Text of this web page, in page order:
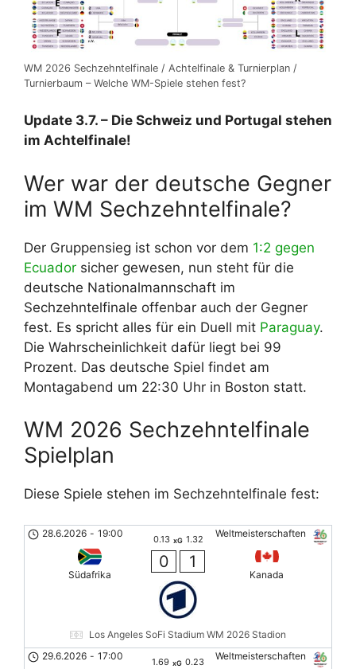
WM 2026 Sechzehntelfinale / Achtelfinale & Turnierplan /
Turnierbaum – Welche WM-Spiele stehen fest?
Update 3.7. – Die Schweiz und Portugal stehen
im Achtelfinale!
Wer war der deutsche Gegner
im WM Sechzehntelfinale?
Der Gruppensieg ist schon vor dem 1:2 gegen
Ecuador sicher gewesen, nun steht für die
deutsche Nationalmannschaft im
Sechzehntelfinale offenbar auch der Gegner
fest. Es spricht alles für ein Duell mit Paraguay.
Die Wahrscheinlichkeit dafür liegt bei 99
Prozent. Das deutsche Spiel findet am
Montagabend um 22:30 Uhr in Boston statt.
WM 2026 Sechzehntelfinale
Spielplan
Diese Spiele stehen im Sechzehntelfinale fest:
Weltmeisterschaften
28.6.2026 - 19:00
Südafrika
0.13 xG 1.32
0 1
Kanada
Los Angeles SoFi Stadium WM 2026 Stadion
Weltmeisterschaften
29.6.2026 - 17:00
1.69 xG 0.23